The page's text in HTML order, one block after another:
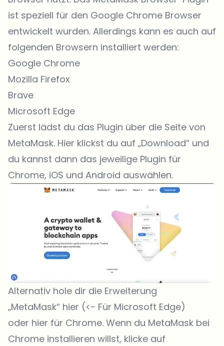
ist speziell für den Google Chrome Browser
entwickelt wurden. Allerdings kann es auch auf
folgenden Browsern installiert werden:
Google Chrome
Mozilla Firefox
Brave
Microsoft Edge
Zuerst lädst du das Plugin über die Seite von
MetaMask. Hier klickst du auf „Download“ und
du kannst dann das jeweilige Plugin für
Chrome, iOS und Android auswählen.
Alternativ hole dir die Erweiterung
„MetaMask“ hier (<- Für Microsoft Edge)
oder hier für Chrome. Wenn du MetaMask bei
Chrome installieren willst, klicke auf